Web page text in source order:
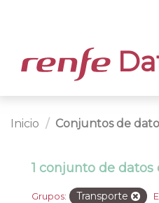
Inicio Conjuntos de
1 conjunto de datos
Grupos: Transporte